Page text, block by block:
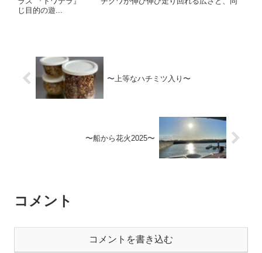
じ目的の遊...
〜上等なハチミツ入り〜
〜船から花火2025〜
コメント
コメントを書き込む